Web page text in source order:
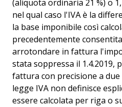
(aliquota ordinaria 21 %) o
nel qual caso l'IVA è la
la base imponibile così
precedentemente
arrotondare in fattura
stata soppressa il 1.4.2019,
fattura con precisione a due
legge IVA non definisce
essere calcolata per riga o